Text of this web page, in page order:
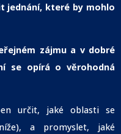
jednání, které by mohlo
zájmu a v dobré
se opírá o věrohodná
určit, jaké oblasti se
a promyslet, jaké